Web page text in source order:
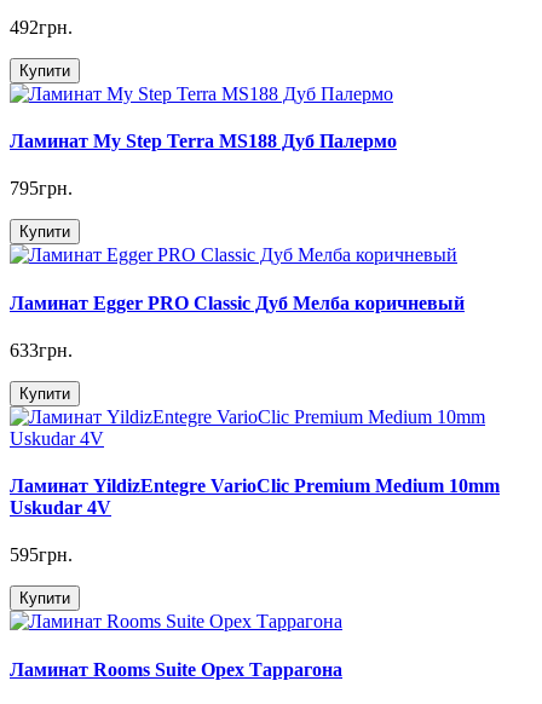
492грн.
Купити
Ламинат My Step Terra MS188 Дуб Палермо
795грн.
Купити
Ламинат Egger PRO Classic Дуб Мелба коричневый
633грн.
Купити
Ламинат YildizEntegre VarioClic Premium Medium 10mm
Uskudar 4V
595грн.
Купити
Ламинат Rooms Suite Орех Таррагона